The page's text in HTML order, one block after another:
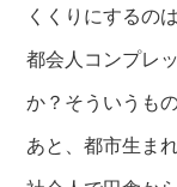
くくりにするの
都会人コンプレ
か？そういうも
あと、都市生ま